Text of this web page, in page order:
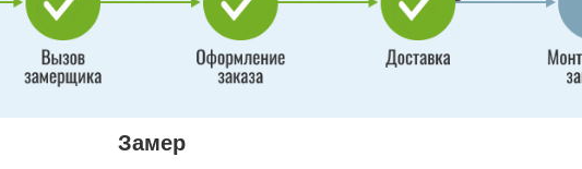
Замер